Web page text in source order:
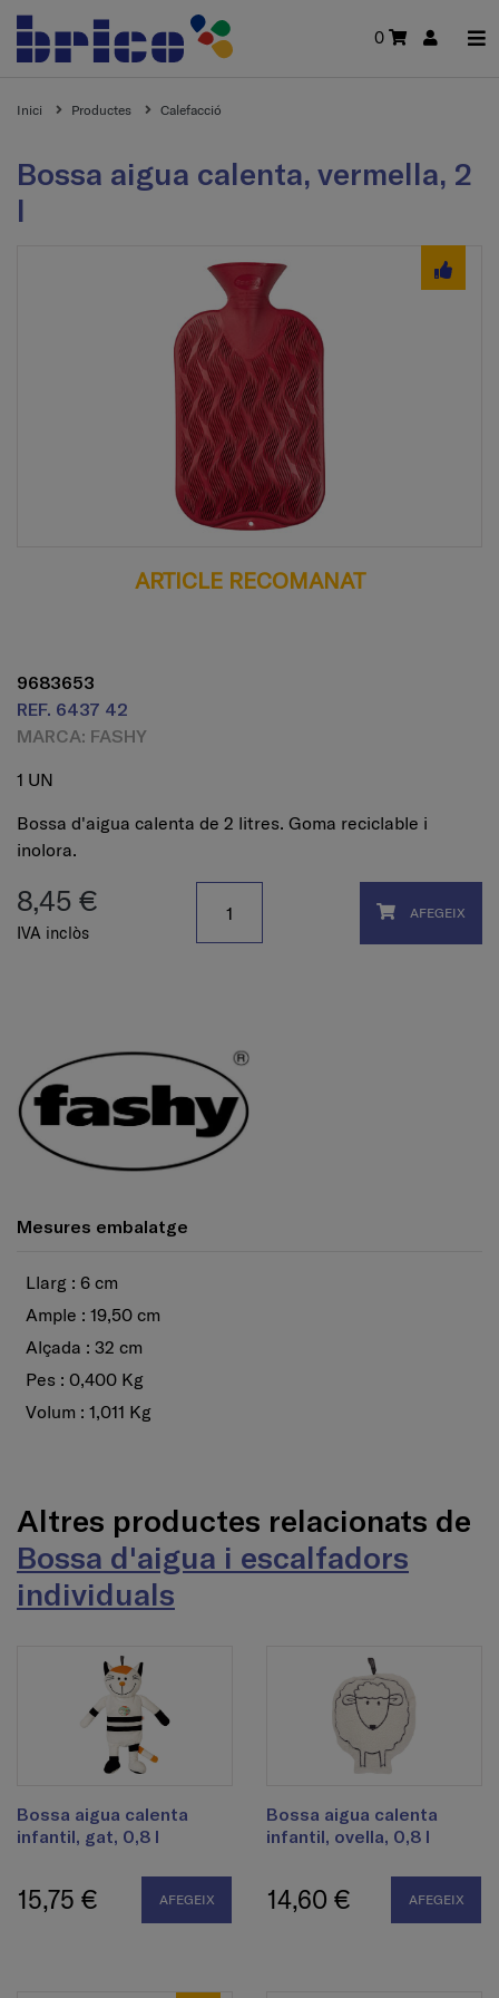
0
Inici Productes Calefacció
Bossa aigua calenta, vermella, 2
l
ARTICLE RECOMANAT
9683653
REF. 6437 42
MARCA: FASHY
1 UN
Bossa d'aigua calenta de 2 litres. Goma reciclable i
inolora.
8,45 €
IVA inclòs
AFEGEIX
Mesures embalatge
Llarg : 6 cm
Ample : 19,50 cm
Alçada : 32 cm
Pes : 0,400 Kg
Volum : 1,011 Kg
Altres productes relacionats de
Bossa d'aigua i escalfadors
individuals
Bossa aigua calenta
infantil, gat, 0,8 l
15,75 € AFEGEIX
Bossa aigua calenta
infantil, ovella, 0,8 l
14,60 € AFEGEIX